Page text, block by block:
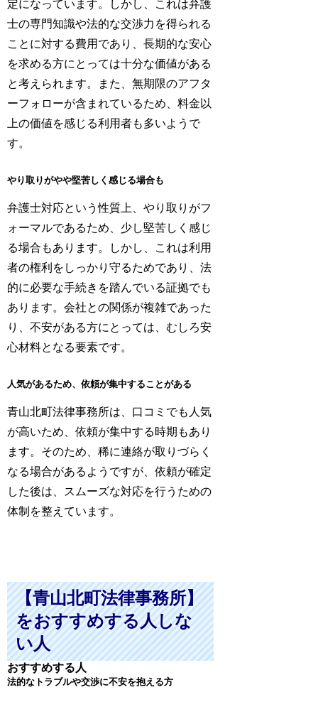
定になっています。しかし、これは弁護
士の専門知識や法的な交渉力を得られる
ことに対する費用であり、長期的な安心
を求める方にとっては十分な価値がある
と考えられます。また、無期限のアフタ
ーフォローが含まれているため、料金以
上の価値を感じる利用者も多いようで
す。
やり取りがやや堅苦しく感じる場合も
弁護士対応という性質上、やり取りがフ
ォーマルであるため、少し堅苦しく感じ
る場合もあります。しかし、これは利用
者の権利をしっかり守るためであり、法
的に必要な手続きを踏んでいる証拠でも
あります。会社との関係が複雑であった
り、不安がある方にとっては、むしろ安
心材料となる要素です。
人気があるため、依頼が集中することがある
青山北町法律事務所は、口コミでも人気
が高いため、依頼が集中する時期もあり
ます。そのため、稀に連絡が取りづらく
なる場合があるようですが、依頼が確定
した後は、スムーズな対応を行うための
体制を整えています。
【青山北町法律事務所】
をおすすめする人しな
い人
おすすめする人
法的なトラブルや交渉に不安を抱える方